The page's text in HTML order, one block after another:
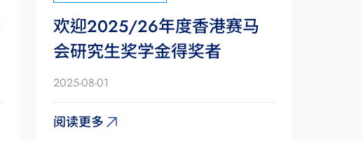
欢迎2025/26年度香港赛马
会研究生奖学金得奖者
2025-08-01
阅读更多